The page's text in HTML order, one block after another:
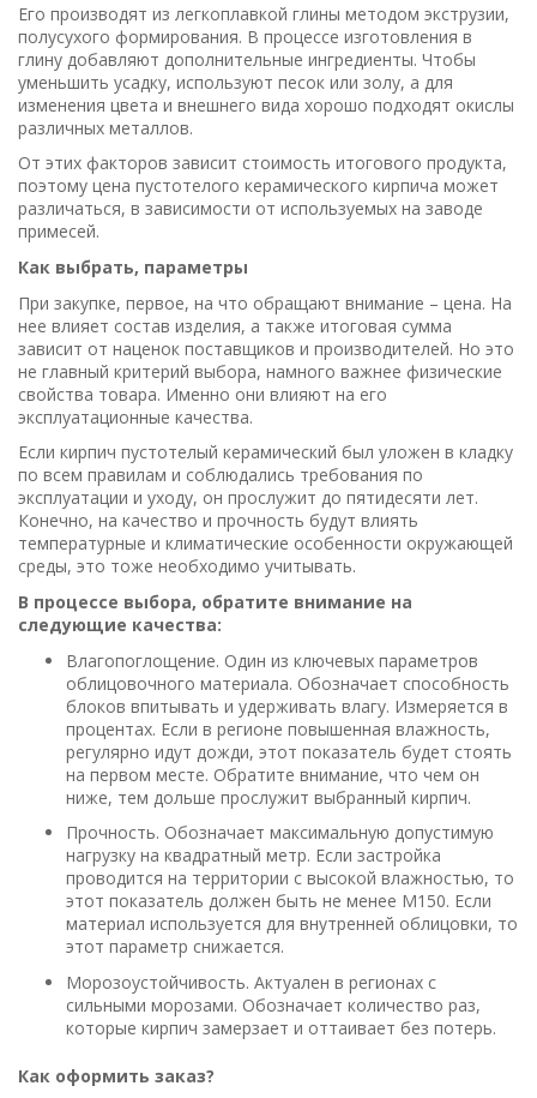
Его производят из легкоплавкой глины методом экструзии,
полусухого формирования. В процессе изготовления в
глину добавляют дополнительные ингредиенты. Чтобы
уменьшить усадку, используют песок или золу, а для
изменения цвета и внешнего вида хорошо подходят окислы
различных металлов.
От этих факторов зависит стоимость итогового продукта,
поэтому цена пустотелого керамического кирпича может
различаться, в зависимости от используемых на заводе
примесей.
Как выбрать, параметры
При закупке, первое, на что обращают внимание – цена. На
нее влияет состав изделия, а также итоговая сумма
зависит от наценок поставщиков и производителей. Но это
не главный критерий выбора, намного важнее физические
свойства товара. Именно они влияют на его
эксплуатационные качества.
Если кирпич пустотелый керамический был уложен в кладку
по всем правилам и соблюдались требования по
эксплуатации и уходу, он прослужит до пятидесяти лет.
Конечно, на качество и прочность будут влиять
температурные и климатические особенности окружающей
среды, это тоже необходимо учитывать.
В процессе выбора, обратите внимание на
следующие качества:
Влагопоглощение. Один из ключевых параметров
облицовочного материала. Обозначает способность
блоков впитывать и удерживать влагу. Измеряется в
процентах. Если в регионе повышенная влажность,
регулярно идут дожди, этот показатель будет стоять
на первом месте. Обратите внимание, что чем он
ниже, тем дольше прослужит выбранный кирпич.
Прочность. Обозначает максимальную допустимую
нагрузку на квадратный метр. Если застройка
проводится на территории с высокой влажностью, то
этот показатель должен быть не менее М150. Если
материал используется для внутренней облицовки, то
этот параметр снижается.
Морозоустойчивость. Актуален в регионах с
сильными морозами. Обозначает количество раз,
которые кирпич замерзает и оттаивает без потерь.
Как оформить заказ?